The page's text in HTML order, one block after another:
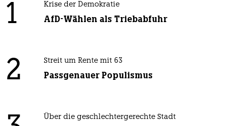
1 Krise der Demokratie
AfD-Wählen als Triebabfuhr
2 Streit um Rente mit 63
Passgenauer Populismus
Über die geschlechtergerechte Stadt